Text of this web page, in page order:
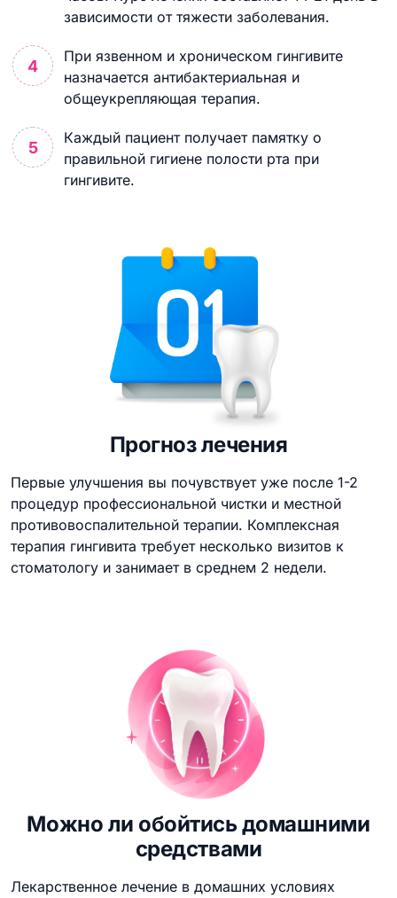
зависимости от тяжести заболевания.
При язвенном и хроническом гингивите
назначается антибактериальная и
общеукрепляющая терапия.
Каждый пациент получает памятку о
правильной гигиене полости рта при
гингивите.
Прогноз лечения
Первые улучшения вы почувствует уже после 1-2
процедур профессиональной чистки и местной
противовоспалительной терапии. Комплексная
терапия гингивита требует несколько визитов к
стоматологу и занимает в среднем 2 недели.
Можно ли обойтись домашними
средствами
Лекарственное лечение в домашних условиях